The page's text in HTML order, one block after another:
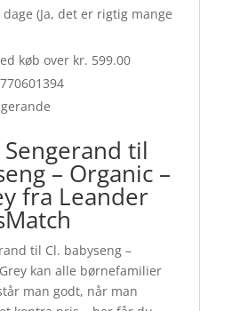
(Ja, det er rigtig mange
køb over kr. 599.00
til
– Organic –
fra Leander
til Cl. babyseng –
kan alle børnefamilier
man godt, når man